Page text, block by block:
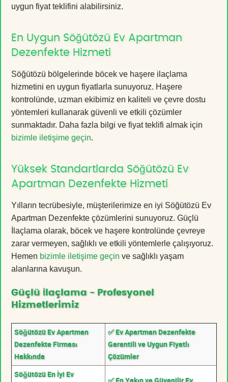
uygun fiyat teklifini alabilirsiniz.
En Uygun Söğütözü Ev Apartman
Dezenfekte Hizmeti
Söğütözü bölgelerinde böcek ve haşere ilaçlama
hizmetini en uygun fiyatlarla sunuyoruz. Haşere
kontrolünde, uzman ekibimiz en kaliteli ve çevre dostu
yöntemleri kullanarak güvenli ve etkili çözümler
sunmaktadır. Daha fazla bilgi ve fiyat teklifi almak için
bizimle iletişime geçin.
Yüksek Standartlarda Söğütözü Ev
Apartman Dezenfekte Hizmeti
Yılların tecrübesiyle, müşterilerimize en iyi Söğütözü Ev
Apartman Dezenfekte çözümlerini sunuyoruz. Güçlü
İlaçlama olarak, böcek ve haşere kontrolünde çevreye
zarar vermeyen, sağlıklı ve etkili yöntemlerle çalışıyoruz.
Hemen bizimle iletişime geçin ve sağlıklı yaşam
alanlarına kavuşun.
Güçlü İlaçlama - Profesyonel
Hizmetlerimiz
Söğütözü Ev Apartman
Dezenfekte Firması
Hakkında
✅ Ev Apartman Dezenfekte
Garantili ve Uygun Fiyatlı
Çözümler
Söğütözü En İyi Ev